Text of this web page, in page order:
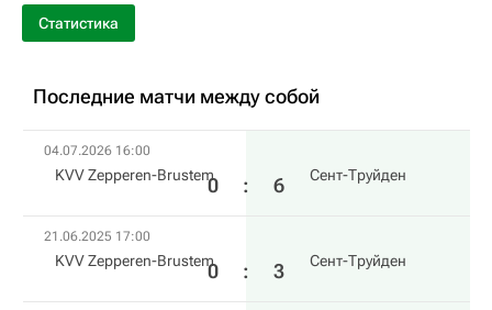
Статистика
Последние матчи между собой
04.07.2026 16:00
KVV Zepperen-Brustem0 : 6 Сент-Труйден
21.06.2025 17:00
KVV Zepperen-Brustem0 : 3 Сент-Труйден